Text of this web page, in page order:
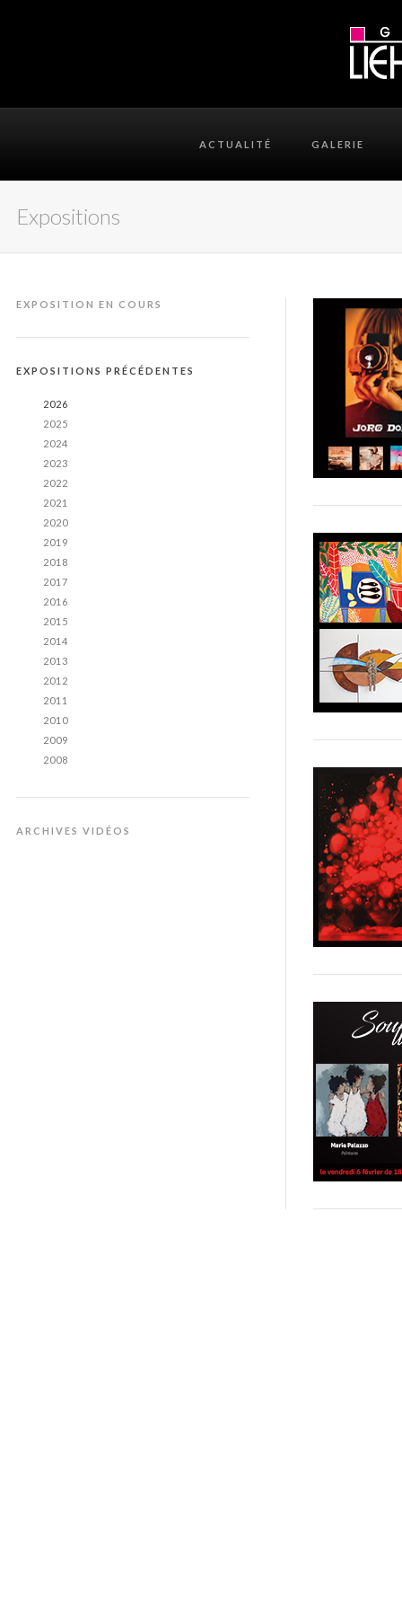
ACTUALITÉ GALERIE
Expositions
EXPOSITION EN COURS
EXPOSITIONS PRÉCÉDENTES
2026
2025
2024
2023
2022
2021
2020
2019
2018
2017
2016
2015
2014
2013
2012
2011
2010
2009
2008
ARCHIVES VIDÉOS